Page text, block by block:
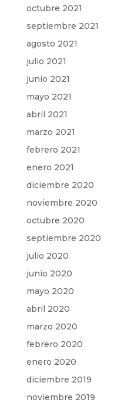
octubre 2021
septiembre 2021
agosto 2021
julio 2021
junio 2021
mayo 2021
abril 2021
marzo 2021
febrero 2021
enero 2021
diciembre 2020
noviembre 2020
octubre 2020
septiembre 2020
julio 2020
junio 2020
mayo 2020
abril 2020
marzo 2020
febrero 2020
enero 2020
diciembre 2019
noviembre 2019